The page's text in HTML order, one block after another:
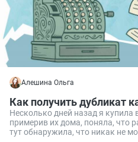
Алешина Ольга
Как получить дубликат
Несколько дней назад я купила
примерив их дома, поняла, что
тут обнаружила, что никак не